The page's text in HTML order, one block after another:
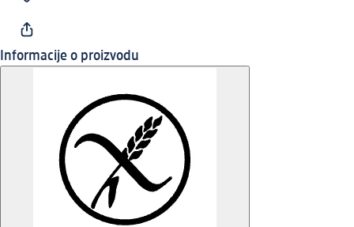
Informacije o proizvodu